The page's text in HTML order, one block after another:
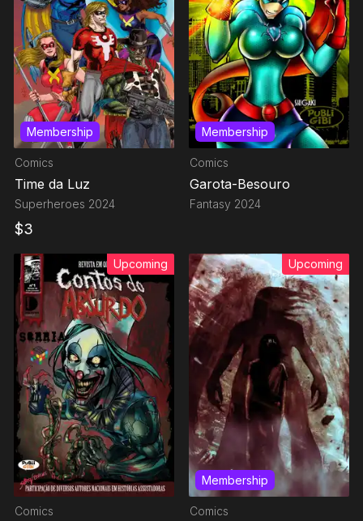
Membership
Comics
Time da Luz
Superheroes 2024
$3
Membership
Comics
Garota-Besouro
Fantasy 2024
Upcoming
Comics
Membership
Upcoming
Comics